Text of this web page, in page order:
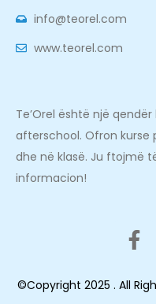
info@teorel.com
www.teorel.com
Te’Orel është një
afterschool. Ofron kurse
dhe në klasë. Ju ftojmë
informacion!
©Copyright 2025 . All